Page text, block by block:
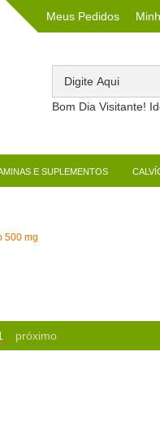
Meus Pedidos
Bom Dia Visitante!
E SUPLEMENTOS
500 mg
próximo